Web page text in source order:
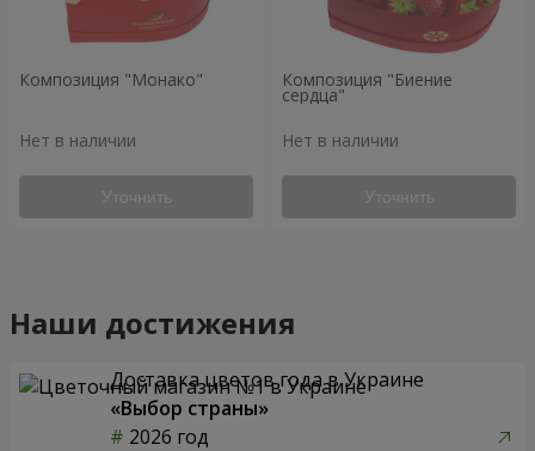
Композиция "Монако"
Нет в наличии
Уточнить
Композиция "Биение
сердца"
Нет в наличии
Уточнить
Наши достижения
Доставка цветов года в Украине
«Выбор страны»
2026 год